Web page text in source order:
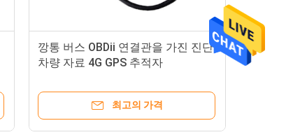
깡통 버스 OBDii 연결관을 가진 진단
차량 자료 4G GPS 추적자
최고의 가격